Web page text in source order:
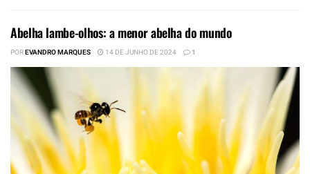
Abelha lambe-olhos: a menor abelha do mundo
POREVANDRO MARQUES 14 DE JUNHO DE 2024 1